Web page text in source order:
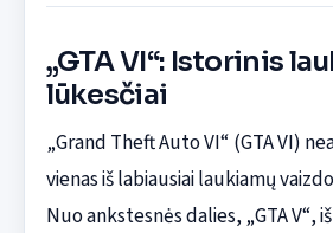
„GTA VI“: Istorinis
lūkesčiai
„Grand Theft Auto VI“ (GTA VI)
vienas iš labiausiai laukiamų
Nuo ankstesnės dalies, „GTA V“,